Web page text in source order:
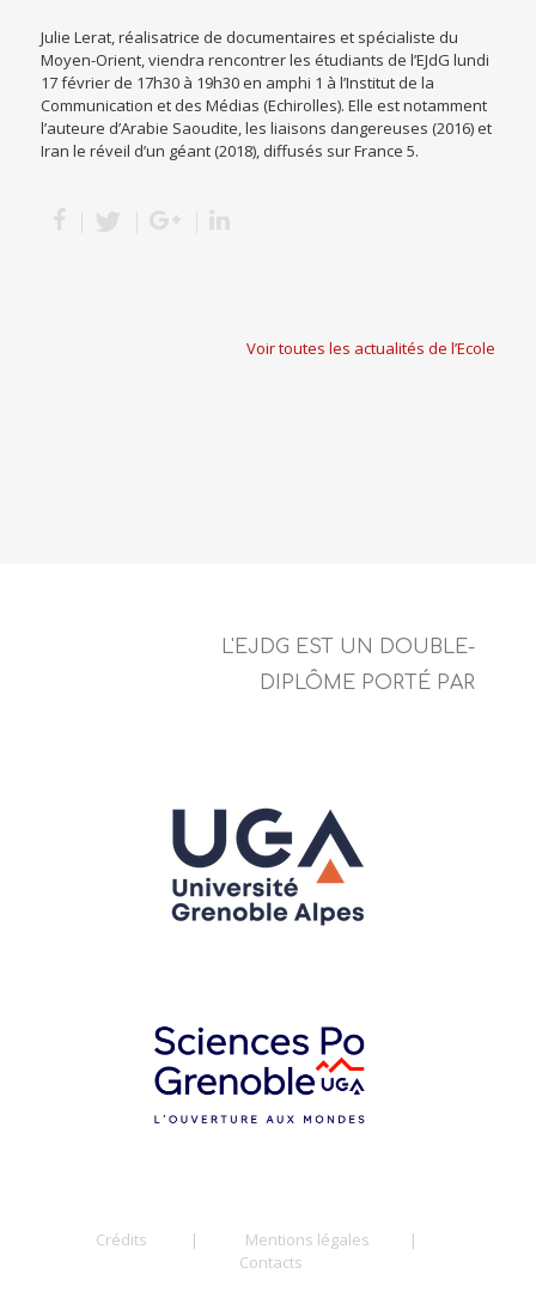
Julie Lerat, réalisatrice de documentaires et spécialiste du
Moyen-Orient, viendra rencontrer les étudiants de l’EJdG lundi
17 février de 17h30 à 19h30 en amphi 1 à l’Institut de la
Communication et des Médias (Echirolles). Elle est notamment
l’auteure d’Arabie Saoudite, les liaisons dangereuses (2016) et
Iran le réveil d’un géant (2018), diffusés sur France 5.
Voir toutes les actualités de l’Ecole
L'EJDG EST UN DOUBLE-
DIPLÔME PORTÉ PAR
Crédits | Mentions légales |
Contacts